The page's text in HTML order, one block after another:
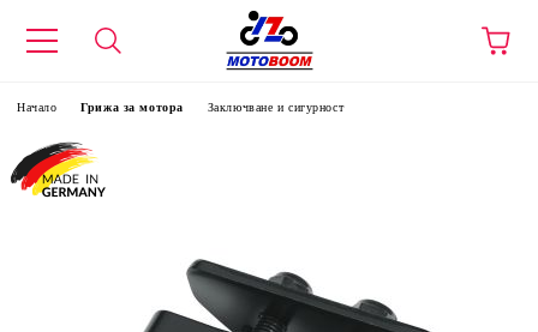
Начало Грижа за мотора Заключване и сигурност